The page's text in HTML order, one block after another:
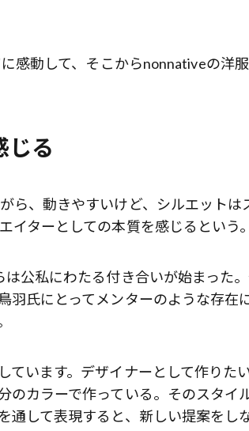
感動して、そこからnonnativeの洋
じる
ら、動きやすいけど、シルエットは
ターとしての本質を感じるという。
公私にわたる付き合いが始まった
羽氏にとってメンターのような存在
ています。デザイナーとして作りた
のカラーで作っている。そのスタイ
通して表現すると、新しい提案をし
歌舞伎俳優・尾上右近が休息を過ご